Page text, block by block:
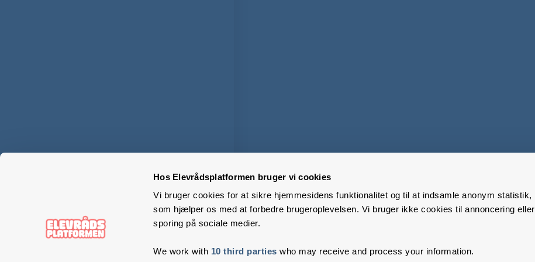
Hos Elevrådsplatformen bruger vi cookies
Vi bruger cookies for at sikre hjemmesidens funktionalitet og til at indsamle anonym statistik,
som hjælper os med at forbedre brugeroplevelsen. Vi bruger ikke cookies til annoncering eller
sporing på sociale medier.
We work with 10 third parties who may receive and process your information.